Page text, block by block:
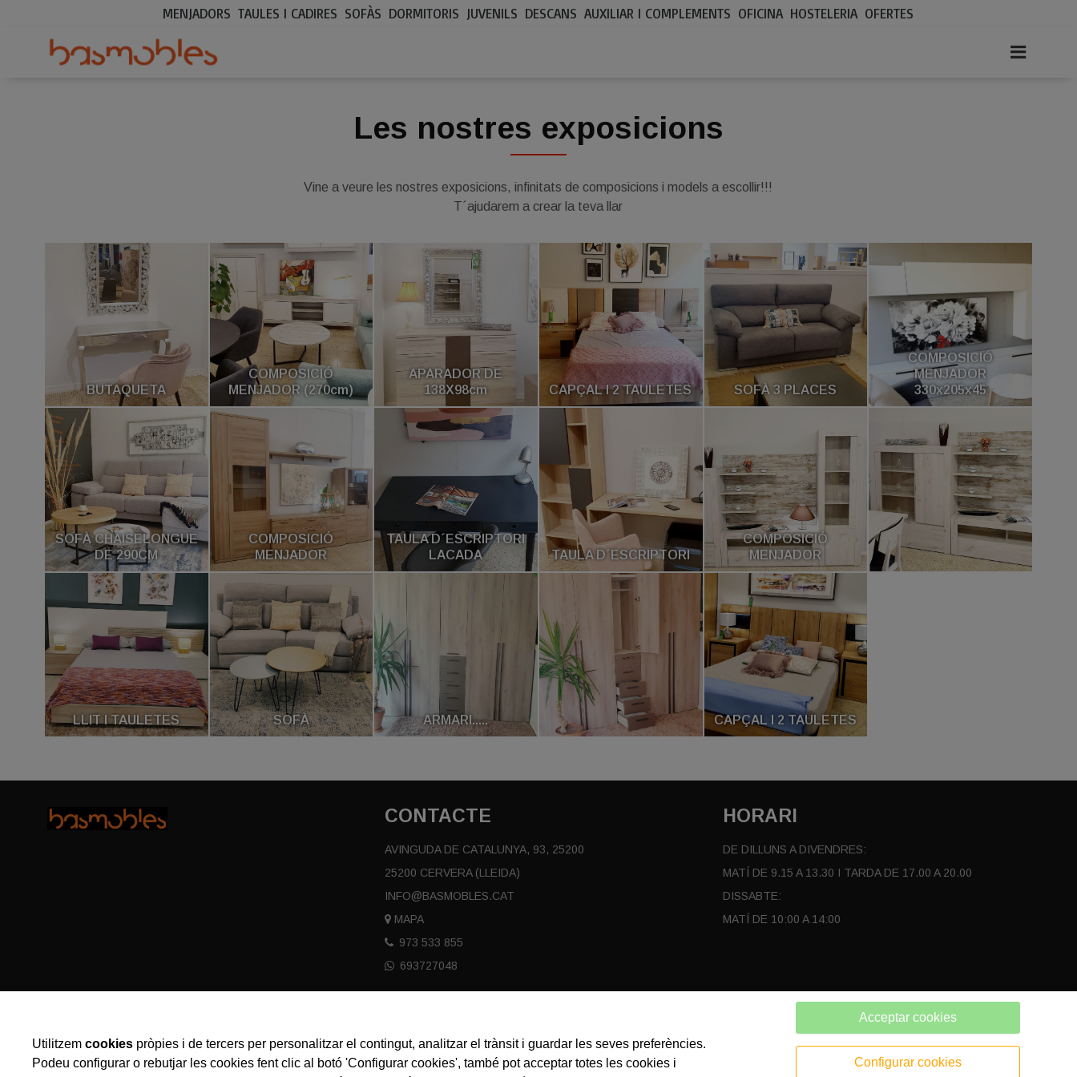
MENJADORS TAULES I CADIRES SOFÀS DORMITORIS JUVENILS DESCANS AUXILIAR I COMPLEMENTS OFICINA HOSTELERIA OFERTES
Les nostres exposicions
Vine a veure les nostres exposicions, infinitats de composicions i models a escollir!!!
T´ajudarem a crear la teva llar
BUTAQUETA
COMPOSICIÓ
MENJADOR (270cm)
APARADOR DE
138X98cm
CAPÇAL I 2 TAULETES SOFÀ 3 PLACES
COMPOSICIÓ
MENJADOR
330x205x45
SOFÀ CHAISELONGUE
DE 290CM
COMPOSICIÓ
MENJADOR
TAULA D´ESCRIPTORI
LACADA
TAULA D´ESCRIPTORI
COMPOSICIÓ
MENJADOR
LLIT I TAULETES SOFÀ ARMARI..... CAPÇAL I 2 TAULETES
CONTACTE
AVINGUDA DE CATALUNYA, 93, 25200
25200 CERVERA (LLEIDA)
INFO@BASMOBLES.CAT
MAPA
973 533 855
693727048
HORARI
DE DILLUNS A DIVENDRES:
MATÍ DE 9.15 A 13.30 I TARDA DE 17.00 A 20.00
DISSABTE:
MATÍ DE 10:00 A 14:00
POLÍTICA DE PRIVACITAT POLÍTICA DE COOKIES
Utilitzemcookies pròpies i de tercers per personalitzar el contingut, analitzar el trànsit i guardar les seves preferències.
Podeu configurar o rebutjar les cookies fent clic al botó 'Configurar cookies', també pot acceptar totes les cookies i
Acceptar cookies
Configurar cookies